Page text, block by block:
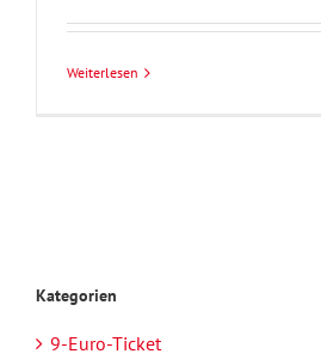
Weiterlesen
Kategorien
9-Euro-Ticket